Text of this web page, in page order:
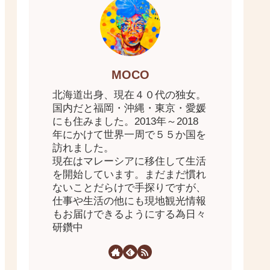
MOCO
北海道出身、現在４０代の独女。
国内だと福岡・沖縄・東京・愛媛
にも住みました。2013年～2018
年にかけて世界一周で５５か国を
訪れました。
現在はマレーシアに移住して生活
を開始しています。まだまだ慣れ
ないことだらけで手探りですが、
仕事や生活の他にも現地観光情報
もお届けできるようにする為日々
研鑽中